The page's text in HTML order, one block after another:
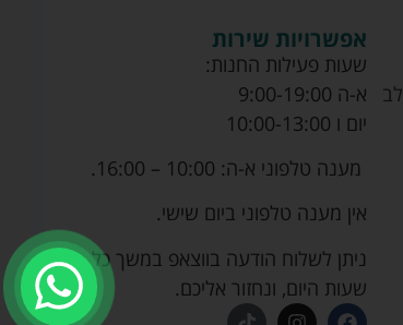
אפשרויות שירות
שעות פעילות החנות:
א-ה 9:00-19:00
יום ו 10:00-13:00
מענה טלפוני א-ה: 10:00 – 16:00.
אין מענה טלפוני ביום שישי.
ניתן לשלוח הודעה בווצאפ במשך כל
שעות היום, ונחזור אליכם.